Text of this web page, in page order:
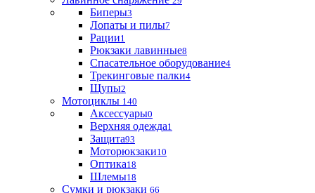
Биперы3
Лопаты и пилы7
Рации1
Рюкзаки лавинные8
Спасательное оборудование4
Трекинговые палки4
Щупы2
Мотоциклы 140
Аксессуары0
Верхняя одежда1
Защита93
Моторюкзаки10
Оптика18
Шлемы18
Сумки и рюкзаки 66